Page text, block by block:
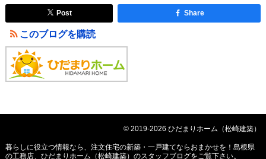
Post Share
このブログを購読
© 2019-2026 ひだまりホーム（松崎建築）
暮らしに役立つ情報なら、 注文住宅の新築・一戸建てならおまかせを！島根県
の工務店、ひだまりホーム（松崎建築）のスタッフブログをご覧下さい。